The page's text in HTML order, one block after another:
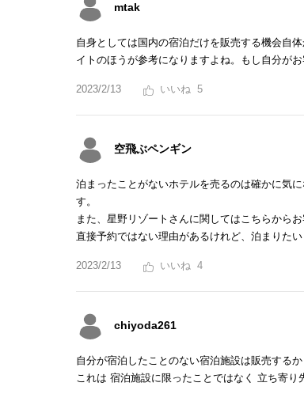
mtak
自身としては国内の宿泊だけを販売する機会自
イトのほうが参考になりますよね。もし自分が
2023/2/13 5
空飛ぶペンギン
泊まったことがないホテルを売るのは確かに気
す。
また、星野リゾートさんに関してはこちらから
直接予約ではない理由があるけれど、泊まりた
2023/2/13 4
chiyoda261
自分が宿泊したことのない宿泊施設は販売する
これは 宿泊施設に限ったことではなく 立ち寄り